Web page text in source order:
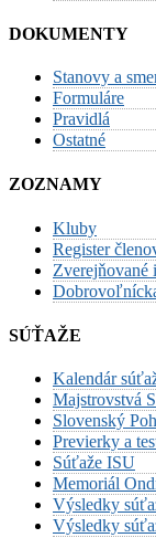
DOKUMENTY
Stanovy a
Formuláre
Pravidlá
Ostatné
ZOZNAMY
Kluby
Register
Zverejňované
SÚŤAŽE
Kalendár
Majstrovstvá
Slovenský
Previerky a
Súťaže ISU
Memoriál
Výsledky
Výsledky